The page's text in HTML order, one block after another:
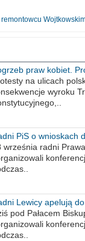
praw kobiet.
PiS
na ulicach
wyroku
PiS o wnioskach
2021 rok
września radni
Lewicy apelują do
Meringa
pod Pałacem